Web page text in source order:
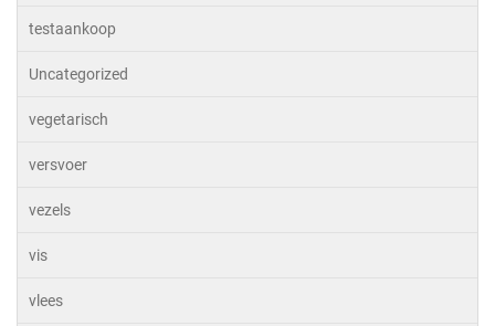
testaankoop
Uncategorized
vegetarisch
versvoer
vezels
vis
vlees